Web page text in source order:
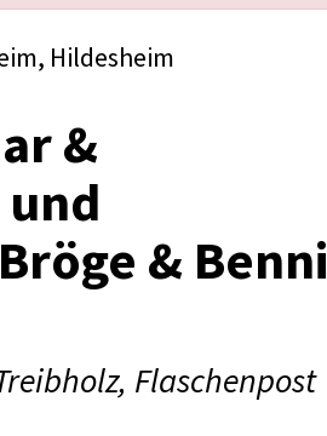
Hildesheim
&
& Benni
Flaschenpost